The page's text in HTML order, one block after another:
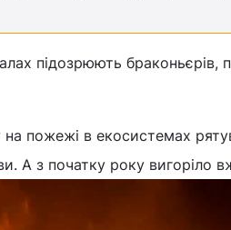
підозрюють браконьєрів,
пожежі в екосистемах
А з початку року вигоріло